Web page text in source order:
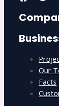
Our
Facts